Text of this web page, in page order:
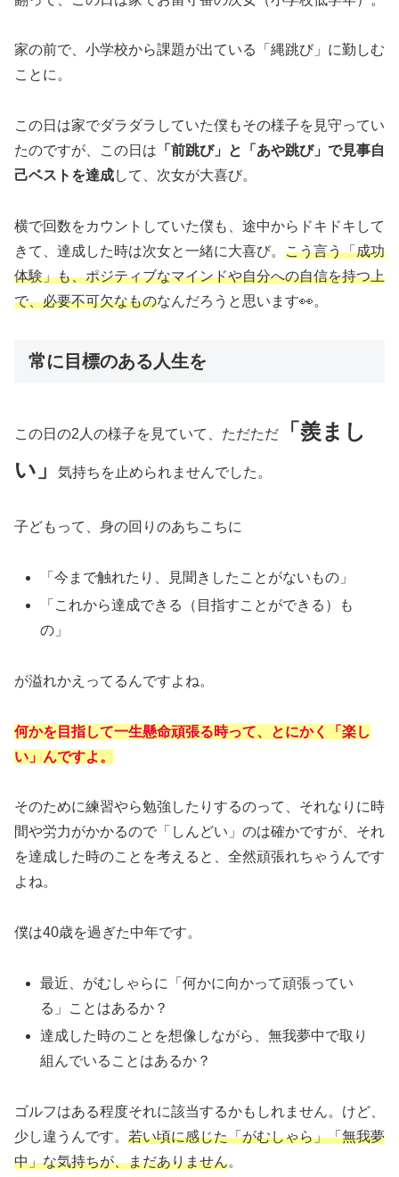
家の前で、小学校から課題が出ている「縄跳び」に勤しむ
ことに。
この日は家でダラダラしていた僕もその様子を見守ってい
たのですが、この日は 「前跳び」と「あや跳び」で見事自
己ベストを達成して、次女が大喜び。
横で回数をカウントしていた僕も、途中からドキドキして
きて、達成した時は次女と一緒に大喜び。 こう言う「成功
体験」も、ポジティブなマインドや自分への自信を持つ上
で、必要不可欠なものなんだろうと思います👀。
常に目標のある人生を
この日の2人の様子を見ていて、ただただ
「羨まし
い」
気持ちを止められませんでした。
子どもって、身の回りのあちこちに
「今まで触れたり、見聞きしたことがないもの」
「これから達成できる（目指すことができる）も
の」
が溢れかえってるんですよね。
何かを目指して一生懸命頑張る時って、とにかく「楽し
い」んですよ。
そのために練習やら勉強したりするのって、それなりに時
間や労力がかかるので「しんどい」のは確かですが、それ
を達成した時のことを考えると、全然頑張れちゃうんです
よね。
僕は40歳を過ぎた中年です。
最近、がむしゃらに「何かに向かって頑張ってい
る」ことはあるか？
達成した時のことを想像しながら、無我夢中で取り
組んでいることはあるか？
ゴルフはある程度それに該当するかもしれません。けど、
少し違うんです。 若い頃に感じた「がむしゃら」「無我夢
中」な気持ちが、まだありません。